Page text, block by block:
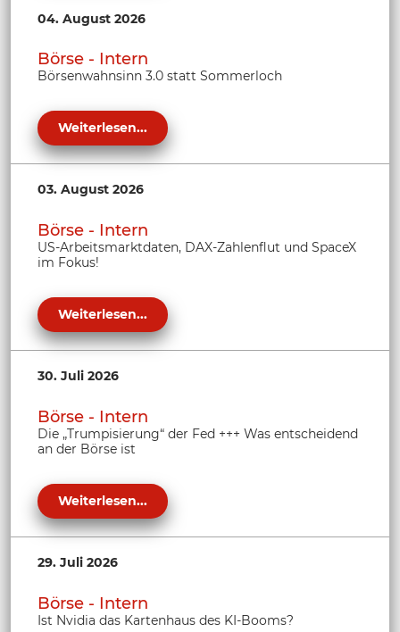
04. August 2026
Börse - Intern
Börsenwahnsinn 3.0 statt Sommerloch
Weiterlesen...
03. August 2026
Börse - Intern
US-Arbeitsmarktdaten, DAX-Zahlenflut und SpaceX
im Fokus!
Weiterlesen...
30. Juli 2026
Börse - Intern
Die „Trumpisierung“ der Fed +++ Was entscheidend
an der Börse ist
Weiterlesen...
29. Juli 2026
Börse - Intern
Ist Nvidia das Kartenhaus des KI-Booms?